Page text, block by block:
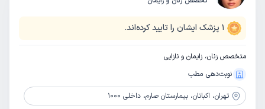
1 پزشک ایشان را تایید کرده‌اند.
متخصص زنان، زایمان و نازایی
نوبت‌دهی مطب
تهران، اکباتان، بیمارستان صارم، داخلی 1000